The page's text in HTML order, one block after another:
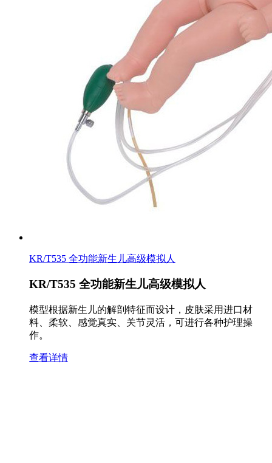
KR/T535 全功能新生儿高级模拟人
KR/T535 全功能新生儿高级模拟人
模型根据新生儿的解剖特征而设计，皮肤采用进口材
料、柔软、感觉真实、关节灵活，可进行各种护理操
作。
查看详情